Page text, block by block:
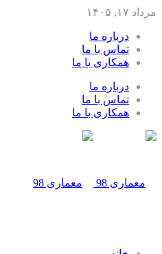
ما
با ما
با ما
ما
با ما
با ما